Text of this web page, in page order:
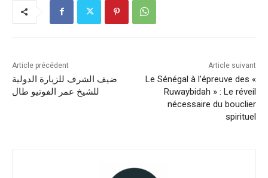
Article précédent
ضيف الشرف للزيارة الدولية
للشيخ عمر الفوتيو طال
Article suivant
Le Sénégal à l’épreuve des «
Ruwaybidah » : Le réveil
nécessaire du bouclier
spirituel